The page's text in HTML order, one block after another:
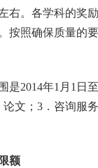
。各学科的奖励
按照确保质量的
2014年1月1日至
文；3．咨询服
额